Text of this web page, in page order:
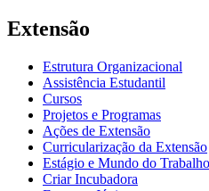
Extensão
Estrutura Organizacional
Assistência Estudantil
Cursos
Projetos e Programas
Ações de Extensão
Curricularização da Extensão
Estágio e Mundo do Trabalho
Criar Incubadora